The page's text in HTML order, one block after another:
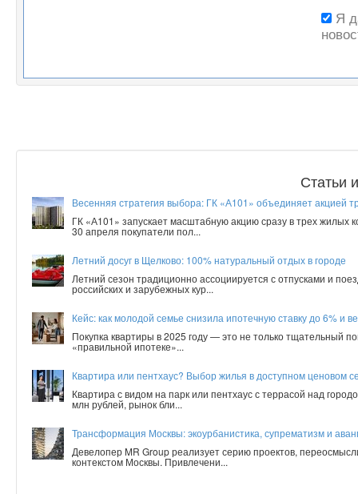
Я
Статьи
Весенняя стратегия выбора: ГК «А101» объединяет акцией
ГК «А101» запускает масштабную акцию сразу в трех
30 апреля покупатели пол...
Летний досуг в Щелково: 100% натуральный отдых в городе
Летний сезон традиционно ассоциируется с отпусками и
российских и зарубежных кур...
Кейс: как молодой семье снизила ипотечную ставку до 6% и
Покупка квартиры в 2025 году — это не только тщательный
«правильной ипотеке»...
Квартира или пентхаус? Выбор жилья в доступном ценовом
Квартира с видом на парк или пентхаус с террасой над
млн рублей, рынок бли...
Трансформация Москвы: экоурбанистика, супрематизм и
Девелопер MR Group реализует серию проектов,
контекстом Москвы. Привлечени...